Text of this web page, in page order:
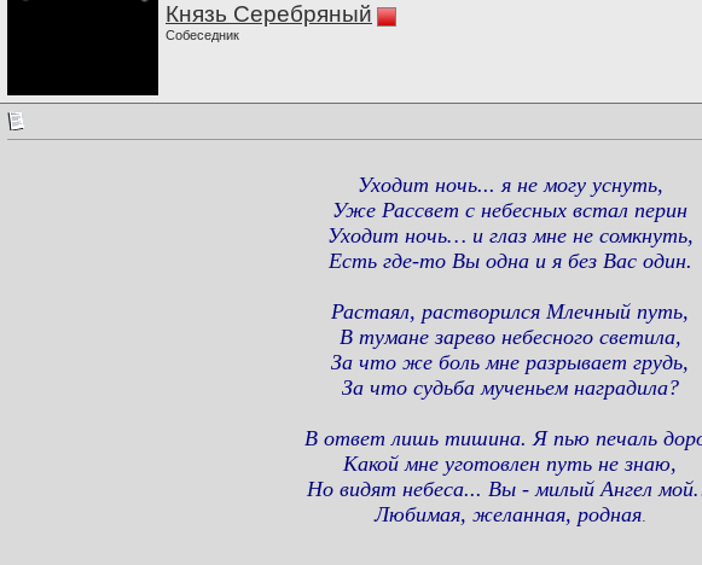
Князь Серебряный
Собеседник
Уходит ночь... я не могу уснуть,
Уже Рассвет с небесных встал перин
Уходит ночь… и глаз мне не сомкнуть,
Есть где-то Вы одна и я без Вас один.
Растаял, растворился Млечный путь,
В тумане зарево небесного светила,
За что же боль мне разрывает грудь,
За что судьба мученьем наградила?
В ответ лишь тишина. Я пью печаль
Какой мне уготовлен путь не знаю,
Но видят небеса... Вы - милый Ангел
Любимая, желанная, родная.